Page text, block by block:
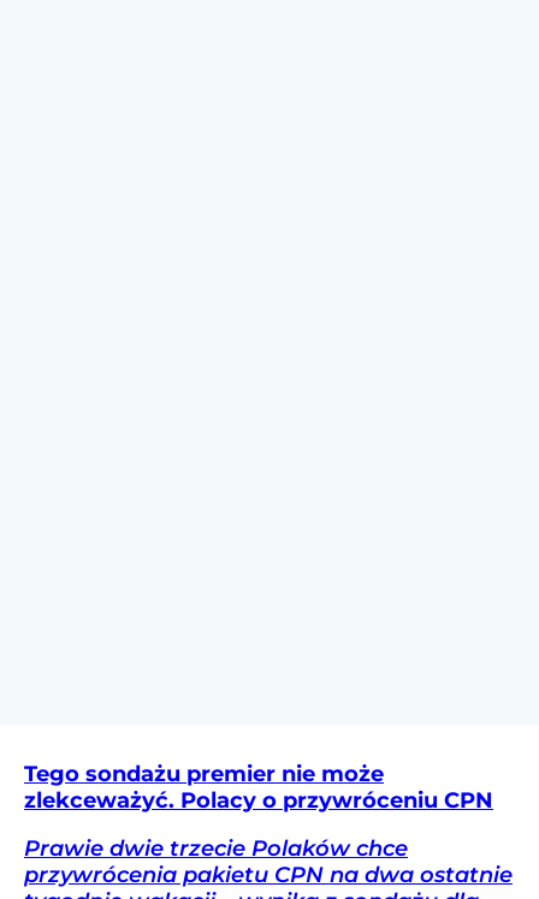
Tego sondażu premier nie może
zlekceważyć. Polacy o przywróceniu CPN
Prawie dwie trzecie Polaków chce
przywrócenia pakietu CPN na dwa ostatnie